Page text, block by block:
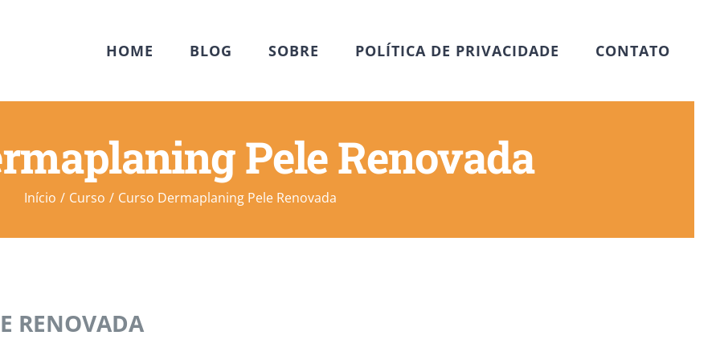
HOME BLOG SOBRE POLÍTICA DE PRIVACIDADE CONTATO
Pele Renovada
Início Curso Curso Dermaplaning Pele Renovada
RENOVADA